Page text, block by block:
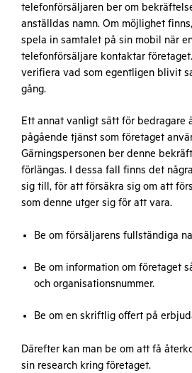
telefonförsäljaren ber om
anställdas namn. Om möjlighet
spela in samtalet på sin mobil när
telefonförsäljare kontaktar
verifiera vad som egentligen blivit
gång.
Ett annat vanligt sätt för bedragare
pågående tjänst som företaget
Gärningspersonen ber denne
förlängas. I dessa fall finns det
sig till, för att försäkra sig om att
som denne utger sig för att vara.
Be om försäljarens fullständiga
Be om information om företaget
och organisationsnummer.
Be om en skriftlig offert på
Därefter kan man be om att få
sin research kring företaget.